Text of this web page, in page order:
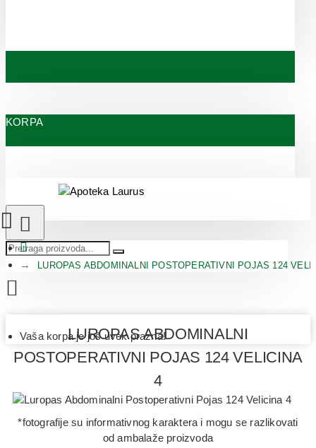
KORPA
Vaša korpa je još uvek prazna!
LUROPAS ABDOMINALNI POSTOPERATIVNI POJAS 124
LUROPAS ABDOMINALNI
POSTOPERATIVNI POJAS 124 VELICINA
4
*fotografije su informativnog karaktera i mogu se razlikovati
od ambalaže proizvoda